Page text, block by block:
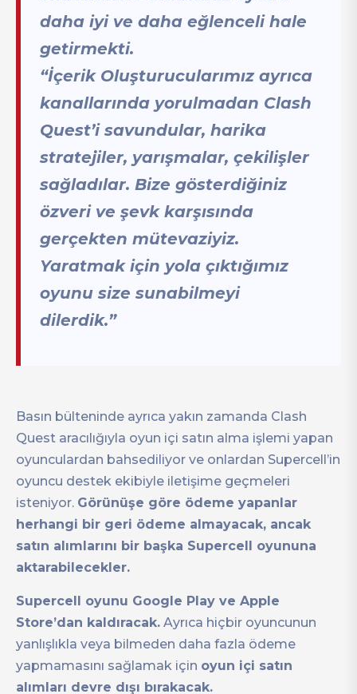
daha iyi ve daha eğlenceli hale
getirmekti.
“İçerik Oluşturucularımız ayrıca
kanallarında yorulmadan Clash
Quest’i savundular, harika
stratejiler, yarışmalar, çekilişler
sağladılar. Bize gösterdiğiniz
özveri ve şevk karşısında
gerçekten mütevaziyiz.
Yaratmak için yola çıktığımız
oyunu size sunabilmeyi
dilerdik.”
Basın bülteninde ayrıca yakın zamanda Clash
Quest aracılığıyla oyun içi satın alma işlemi yapan
oyunculardan bahsediliyor ve onlardan Supercell’in
oyuncu destek ekibiyle iletişime geçmeleri
isteniyor. Görünüşe göre ödeme yapanlar
herhangi bir geri ödeme almayacak, ancak
satın alımlarını bir başka Supercell oyununa
aktarabilecekler.
Supercell oyunu Google Play ve Apple
Store’dan kaldıracak. Ayrıca hiçbir oyuncunun
yanlışlıkla veya bilmeden daha fazla ödeme
yapmamasını sağlamak için oyun içi satın
alımları devre dışı bırakacak.